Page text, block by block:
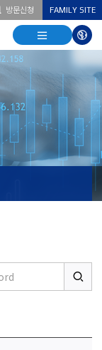
방문신청 FAMILY SITE
열기
열기
다국어
열기